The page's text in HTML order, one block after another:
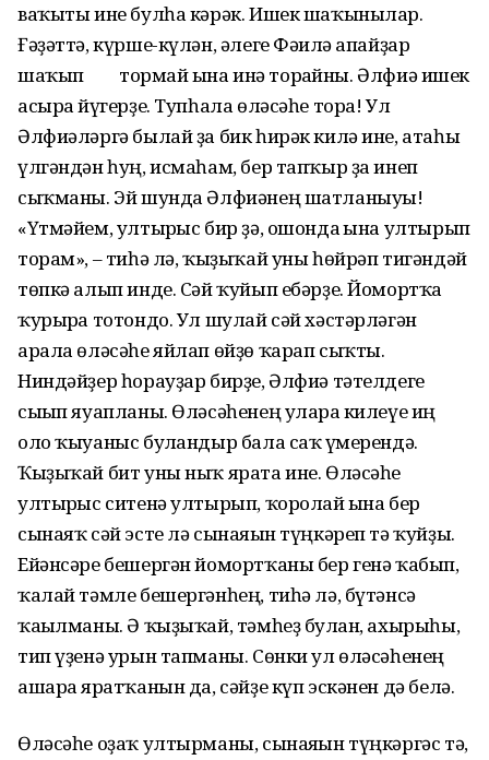
ваҡыты ине булһа кәрәк. Ишек шаҡынылар.
Ғәҙәттә, күрше-күлән, әлеге Фәғилә апайҙар
шаҡып тормай ғына инә торғайны. Әлфиә ишек
асырға йүгерҙе. Тупһала өләсәһе тора! Ул
Әлфиәләргә былай ҙа бик һирәк килә ине, атаһы
үлгәндән һуң, исмаһам, бер тапҡыр ҙа инеп
сыҡманы. Эй шунда Әлфиәнең шатланыуы!
«Үтмәйем, ултырғыс бир ҙә, ошонда ғына ултырып
торам», – тиһә лә, ҡыҙыҡай уны һөйрәп тигәндәй
төпкә алып инде. Сәй ҡуйып ебәрҙе. Йомортҡа
ҡурырға тотондо. Ул шулай сәй хәстәрләгән
арала өләсәһе яйлап өйҙө ҡарап сыҡты.
Ниндәйҙер һорауҙар бирҙе, Әлфиә тәтелдеге
сығып яуапланы. Өләсәһенең уларға килеүе иң
оло ҡыуаныс булғандыр бала саҡ ғүмерендә.
Ҡыҙыҡай бит уны ныҡ ярата ине. Өләсәһе
ултырғыс ситенә ултырып, ҡоролай ғына бер
сынаяҡ сәй эсте лә сынаяғын түңкәреп тә ҡуйҙы.
Ейәнсәре бешергән йомортҡаны бер генә ҡабып,
ҡалай тәмле бешергәнһең, тиһә лә, бүтәнсә
ҡағылманы. Ә ҡыҙыҡай, тәмһеҙ булған, ахырыһы,
тип үҙенә урын тапманы. Сөнки ул өләсәһенең
ашарға яратҡанын да, сәйҙе күп эскәнен дә белә.
Өләсәһе оҙаҡ ултырманы, сынаяғын түңкәргәс тә,